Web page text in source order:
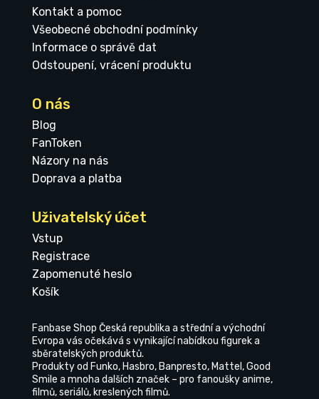
Kontakt a pomoc
Všeobecné obchodní podmínky
Informace o správě dat
Odstoupení, vrácení produktu
O nás
Blog
FanToken
Názory na nás
Doprava a platba
Uživatelský účet
Vstup
Registrace
Zapomenuté heslo
Košík
Fanbase Shop Česká republika a střední a východní
Evropa vás očekává s vynikající nabídkou figurek a
sběratelských produktů.
Produkty od Funko, Hasbro, Banpresto, Mattel, Good
Smile a mnoha dalších značek – pro fanoušky anime,
filmů, seriálů, kreslených filmů.